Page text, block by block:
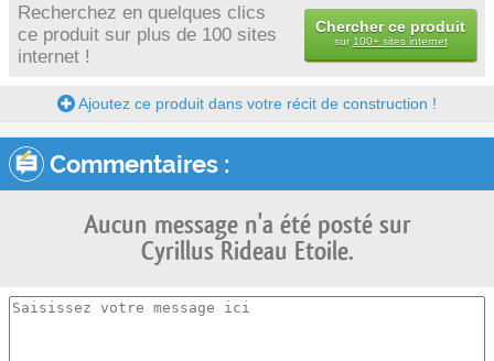
Recherchez en quelques clics
ce produit sur plus de 100 sites
internet !
Chercher ce produit
sur 100+ sites internet
Ajoutez ce produit dans votre récit de construction !
Commentaires :
Aucun message n'a été posté sur
Cyrillus Rideau Etoile.